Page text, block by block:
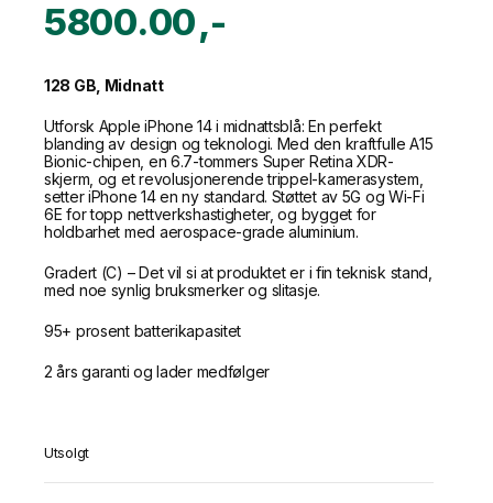
5800.00
128 GB, Midnatt
Utforsk Apple iPhone 14 i midnattsblå: En perfekt
blanding av design og teknologi. Med den kraftfulle A15
Bionic-chipen, en 6.7-tommers Super Retina XDR-
skjerm, og et revolusjonerende trippel-kamerasystem,
setter iPhone 14 en ny standard. Støttet av 5G og Wi-Fi
6E for topp nettverkshastigheter, og bygget for
holdbarhet med aerospace-grade aluminium.
Gradert (C) – Det vil si at produktet er i fin teknisk stand,
med noe synlig bruksmerker og slitasje.
95+ prosent batterikapasitet
2 års garanti og lader medfølger
Utsolgt